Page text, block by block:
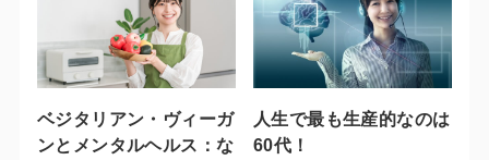
ベジタリアン・ヴィーガ
ンとメンタルヘルス：な
人生で最も生産的なのは
60代！